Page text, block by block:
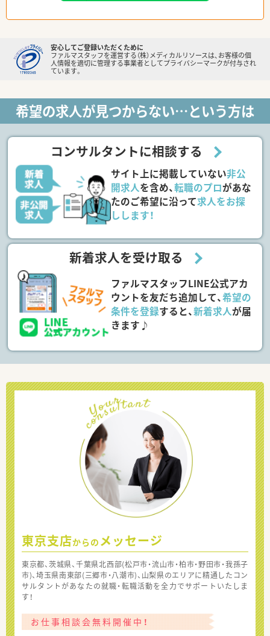
安心してご登録いただくために
ファルマスタッフを運営する（株）メディカルリソースは、お客様の個
人情報を適切に管理する事業者としてプライバシーマークが付与され
ています。
希望の求人が見つからない…という方は
コンサルタントに相談する
サイト上に掲載していない非公
開求人を含め、転職のプロがあな
たのご希望に沿って求人をお探
しします！
新着求人を受け取る
ファルマスタッフLINE公式アカ
ウントを友だち追加して、希望の
条件を登録すると、新着求人が届
きます♪
東京支店からの メッセージ
東京都、茨城県、千葉県北西部(松戸市・流山市・柏市・野田市・我孫子
市)、埼玉県南東部(三郷市・八潮市)、山梨県のエリアに精通したコン
サルタントがあなたの就職・転職活動を全力でサポートいたしま
す！
お仕事相談会無料開催中！